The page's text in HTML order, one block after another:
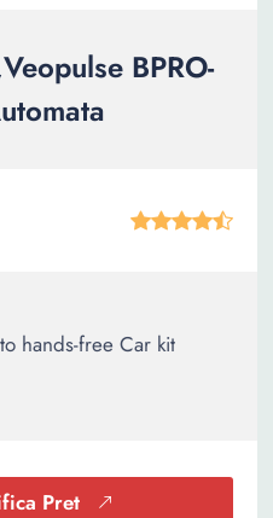
BPRO-
hands-free Car kit
Pret